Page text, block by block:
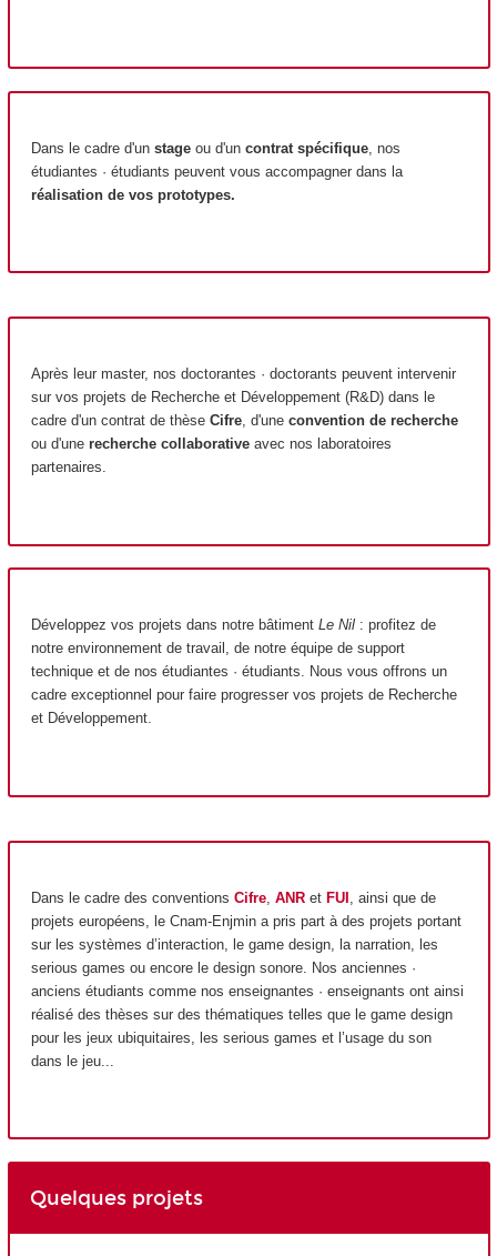
Dans le cadre d'un stage ou d'un contrat spécifique , nos
étudiantes · étudiants peuvent vous accompagner dans la
réalisation de vos prototypes.
Après leur master, nos doctorantes · doctorants peuvent intervenir
sur vos projets de Recherche et Développement (R&D) dans le
cadre d'un contrat de thèse Cifre, d'une convention de recherche
ou d'une recherche collaborative avec nos laboratoires
partenaires.
Développez vos projets dans notre bâtiment Le Nil : profitez de
notre environnement de travail, de notre équipe de support
technique et de nos étudiantes · étudiants. Nous vous offrons un
cadre exceptionnel pour faire progresser vos projets de Recherche
et Développement.
Dans le cadre des conventions Cifre ANR et FUI
, ainsi que de
projets européens, le Cnam-Enjmin a pris part à des projets portant
sur les systèmes d’interaction, le game design, la narration, les
serious games ou encore le design sonore. Nos anciennes ·
anciens étudiants comme nos enseignantes · enseignants ont ainsi
réalisé des thèses sur des thématiques telles que le game design
pour les jeux ubiquitaires, les serious games et l’usage du son
dans le jeu...
Quelques projets